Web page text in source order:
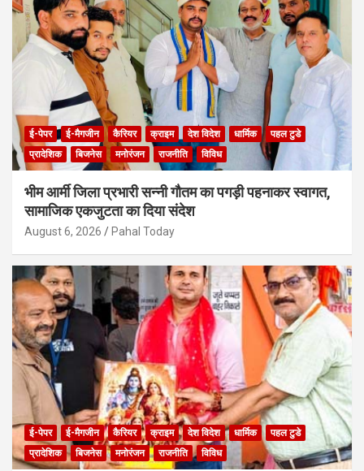
ई-पेपर ई-मैगजीन कैरियर क्राइम देश विदेश धार्मिक
पहल टुडे
प्रादेशिक
बिजनेस मनोरंजन राजनीति विविध
भीम आर्मी जिला प्रभारी सन्नी गौतम का पगड़ी पहनाकर स्वागत,
सामाजिक एकजुटता का दिया संदेश
August 6, 2026 Pahal Today
ई-पेपर ई-मैगजीन कैरियर क्राइम देश विदेश धार्मिक
पहल टुडे
प्रादेशिक
बिजनेस मनोरंजन राजनीति विविध